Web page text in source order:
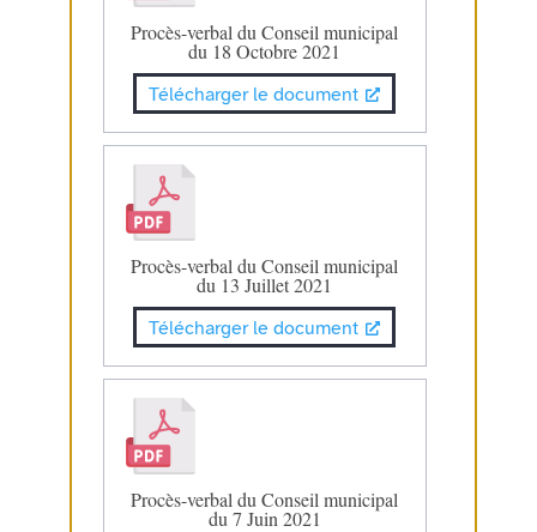
Procès-verbal du Conseil municipal
du 18 Octobre 2021
Télécharger le document
Procès-verbal du Conseil municipal
du 13 Juillet 2021
Télécharger le document
Procès-verbal du Conseil municipal
du 7 Juin 2021